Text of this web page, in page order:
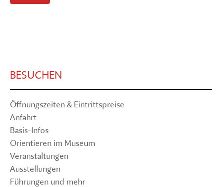
BESUCHEN
Öffnungszeiten & Eintrittspreise
Anfahrt
Basis-Infos
Orientieren im Museum
Veranstaltungen
Ausstellungen
Führungen und mehr